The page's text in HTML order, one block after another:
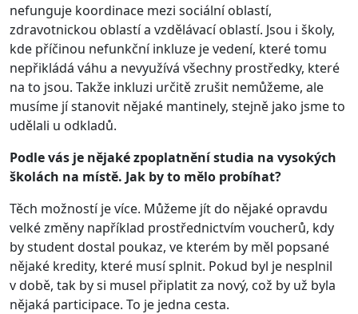
nefunguje koordinace mezi sociální oblastí,
zdravotnickou oblastí a vzdělávací oblastí. Jsou i školy,
kde příčinou nefunkční inkluze je vedení, které tomu
nepřikládá váhu a nevyužívá všechny prostředky, které
na to jsou. Takže inkluzi určitě zrušit nemůžeme, ale
musíme jí stanovit nějaké mantinely, stejně jako jsme to
udělali u odkladů.
Podle vás je nějaké zpoplatnění studia na vysokých
školách na místě. Jak by to mělo probíhat?
Těch možností je více. Můžeme jít do nějaké opravdu
velké změny například prostřednictvím voucherů, kdy
by student dostal poukaz, ve kterém by měl popsané
nějaké kredity, které musí splnit. Pokud byl je nesplnil
v době, tak by si musel připlatit za nový, což by už byla
nějaká participace. To je jedna cesta.